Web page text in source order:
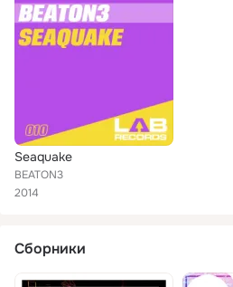
Seaquake
BEATON3
2014
Сборники